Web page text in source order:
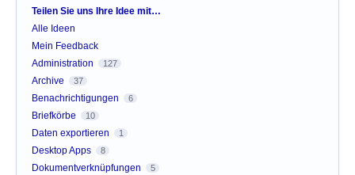
Kategorien
Teilen Sie uns Ihre Idee mit…
Alle Ideen
Mein Feedback
Administration
127
Archive 37
Benachrichtigungen 6
Briefkörbe 10
Daten exportieren 1
Desktop Apps 8
Dokumentverknüpfungen 5